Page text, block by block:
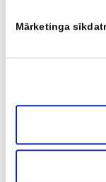
Mārketinga
Dalīties ar